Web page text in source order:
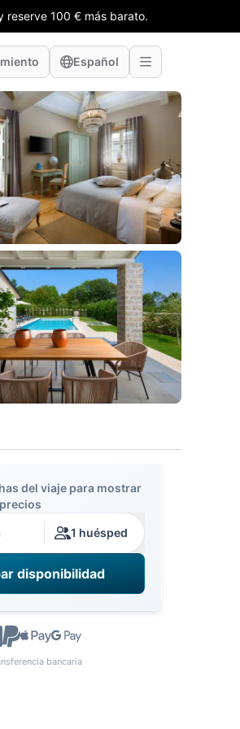
reserve 100 € más barato.
Español
del viaje para mostrar
precios
1 huésped
disponibilidad
bancaria